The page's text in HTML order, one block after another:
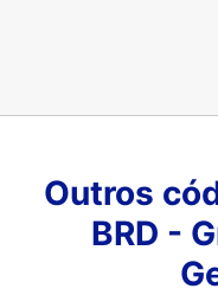
Outros
BRD -